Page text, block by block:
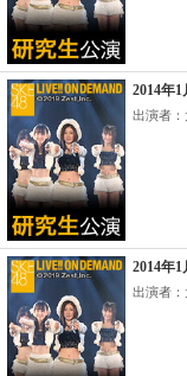
2014年
出演者：
2014年
出演者：